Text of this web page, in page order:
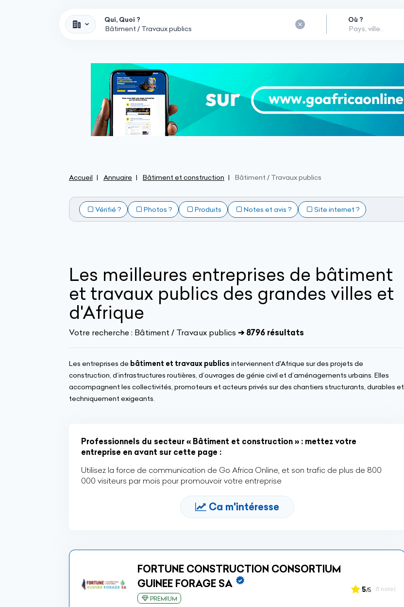
Qui, Quoi ? Où ?
Accueil Annuaire Bâtiment et construction Bâtiment / Travaux publics
Vérifié ? Photos ? Produits Notes et avis ? Site internet ?
Les meilleures entreprises de bâtiment
et travaux publics des grandes villes et
d'Afrique
Votre recherche : Bâtiment / Travaux publics ➔ 8796 résultats
Les entreprises de bâtiment et travaux publics interviennent d'Afrique sur des projets de
construction, d’infrastructures routières, d’ouvrages de génie civil et d’aménagements urbains. Elles
accompagnent les collectivités, promoteurs et acteurs privés sur des chantiers structurants, durables et
techniquement exigeants.
Professionnels du secteur « Bâtiment et construction » : mettez votre
entreprise en avant sur cette page :
Utilisez la force de communication de Go Africa Online, et son trafic de plus de 800
000 visiteurs par mois pour promouvoir votre entreprise
Ca m'intéresse
FORTUNE CONSTRUCTION CONSORTIUM
GUINEE FORAGE SA
PREMIUM
5/5 (1 note)